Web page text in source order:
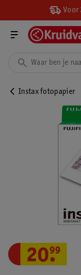
Voor
Instax fotopapier
20.
99